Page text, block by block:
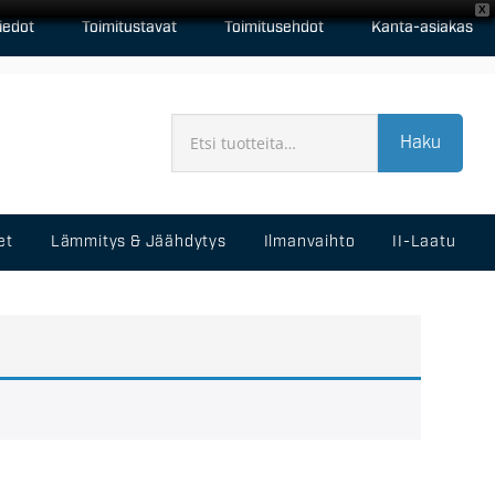
X
Toimitustavat Toimitusehdot Kanta-asiakas
Haku
Lämmitys & Jäähdytys Ilmanvaihto II-Laatu